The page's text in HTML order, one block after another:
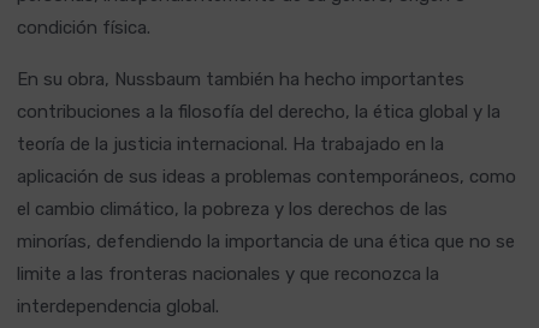
condición física.
En su obra, Nussbaum también ha hecho importantes
contribuciones a la filosofía del derecho, la ética global y la
teoría de la justicia internacional. Ha trabajado en la
aplicación de sus ideas a problemas contemporáneos, como
el cambio climático, la pobreza y los derechos de las
minorías, defendiendo la importancia de una ética que no se
limite a las fronteras nacionales y que reconozca la
interdependencia global.